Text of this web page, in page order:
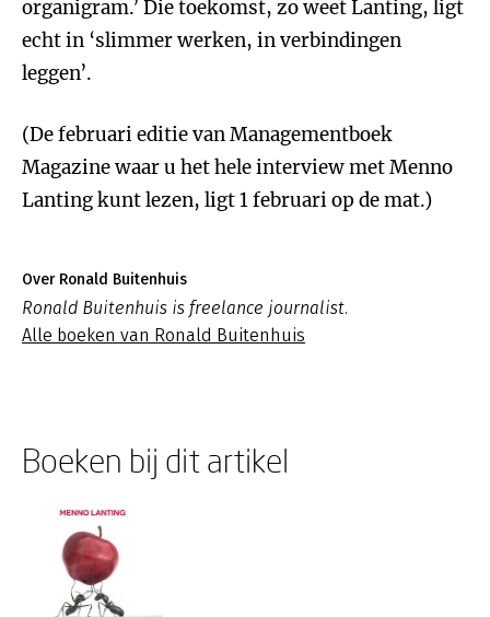
organigram.’ Die toekomst, zo weet Lanting, ligt
echt in ‘slimmer werken, in verbindingen
leggen’.
(De februari editie van Managementboek
Magazine waar u het hele interview met Menno
Lanting kunt lezen, ligt 1 februari op de mat.)
Over Ronald Buitenhuis
Ronald Buitenhuis is freelance journalist.
Alle boeken van Ronald Buitenhuis
Boeken bij dit artikel